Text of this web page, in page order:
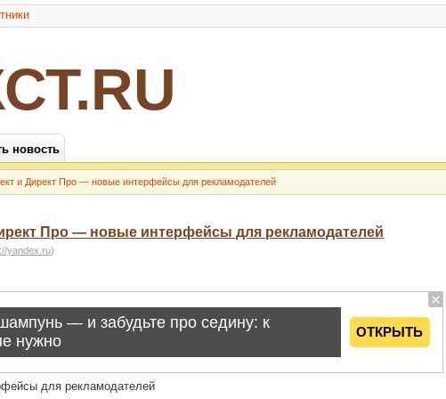
новость
и Директ Про — новые интерфейсы для рекламодателей
Про — новые интерфейсы для рекламодателей
yandex.ru)
для рекламодателей